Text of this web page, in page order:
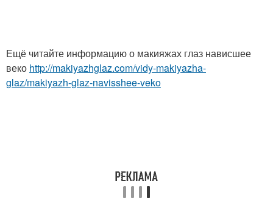
Ещё читайте информацию о макияжах глаз нависшее
веко http://makiyazhglaz.com/vidy-makiyazha-
glaz/makiyazh-glaz-navisshee-veko